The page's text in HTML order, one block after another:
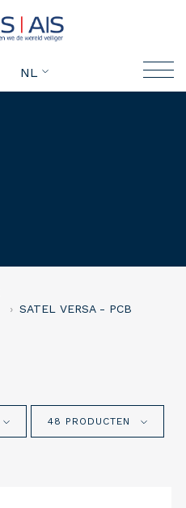
NL
SATEL VERSA - PCB
48 PRODUCTEN